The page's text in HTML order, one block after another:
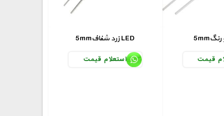
قیمت
5mmزرد شفاف LED
استعلام قیمت